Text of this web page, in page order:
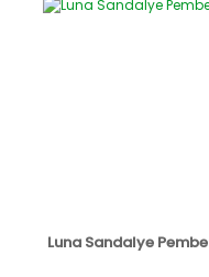
Luna Sandalye Pembe